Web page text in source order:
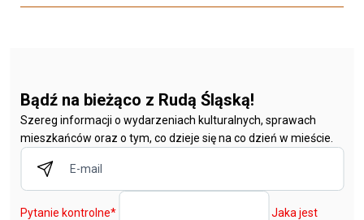
Bądź na bieżąco z Rudą Śląską!
Szereg informacji o wydarzeniach kulturalnych, sprawach
mieszkańców oraz o tym, co dzieje się na co dzień w mieście.
Pytanie kontrolne* Jaka jest